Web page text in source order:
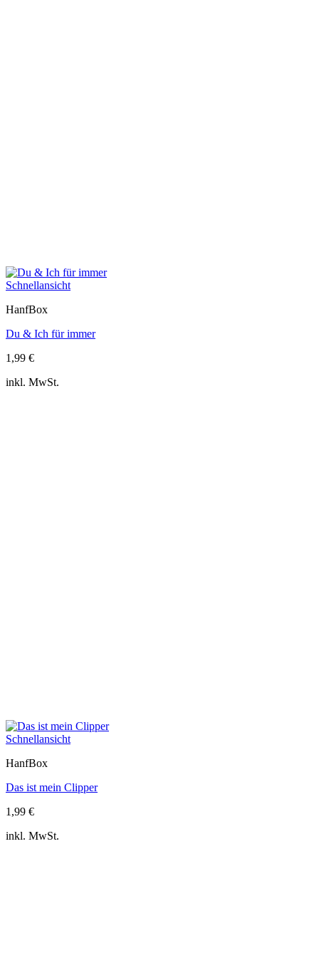
Schnellansicht
HanfBox
Du & Ich für immer
1,99 €
inkl. MwSt.
Schnellansicht
HanfBox
Das ist mein Clipper
1,99 €
inkl. MwSt.